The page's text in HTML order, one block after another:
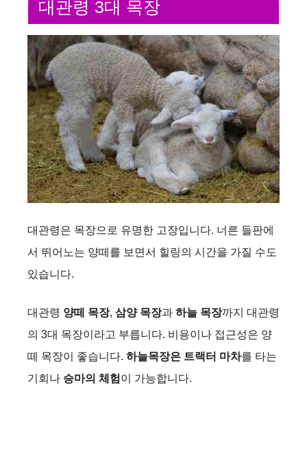
대관령 3대 목장
대관령은 목장으로 유명한 고장입니다. 너른 들판에
서 뛰어노는 양떼를 보면서 힐링의 시간을 가질 수도
있습니다.
대관령 양떼 목장, 삼양 목장과 하늘 목장까지 대관령
의 3대 목장이라고 부릅니다. 비용이나 접근성은 양
떼 목장이 좋습니다. 하늘목장은 트랙터 마차를 타는
기회나 승마의 체험 이 가능합니다.